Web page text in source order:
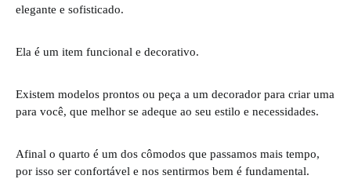
elegante e sofisticado.
Ela é um item funcional e decorativo.
Existem modelos prontos ou peça a um decorador para criar uma
para você, que melhor se adeque ao seu estilo e necessidades.
Afinal o quarto é um dos cômodos que passamos mais tempo,
por isso ser confortável e nos sentirmos bem é fundamental.